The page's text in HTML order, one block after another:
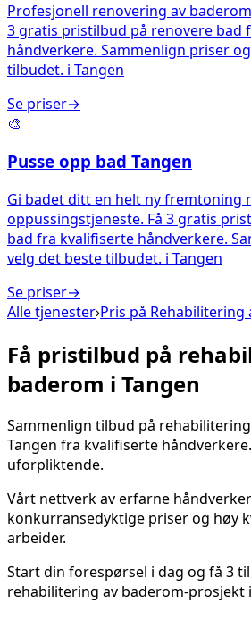
Profesjonell renovering av
3 gratis pristilbud på renovere bad
håndverkere. Sammenlign priser
tilbudet. i Tangen
Se priser→
🎨
Pusse opp bad Tangen
Gi badet ditt en helt ny fremtoning
oppussingstjeneste. Få 3 gratis
bad fra kvalifiserte håndverkere.
velg det beste tilbudet. i Tangen
Se priser→
Alle tjenester›Pris på Rehabilitering
Få pristilbud på
baderom i Tangen
Sammenlign tilbud på
Tangen fra kvalifiserte
uforpliktende.
Vårt nettverk av erfarne
konkurransedyktige priser og høy
arbeider.
Start din forespørsel i dag og få 3
rehabilitering av baderom-prosjekt i